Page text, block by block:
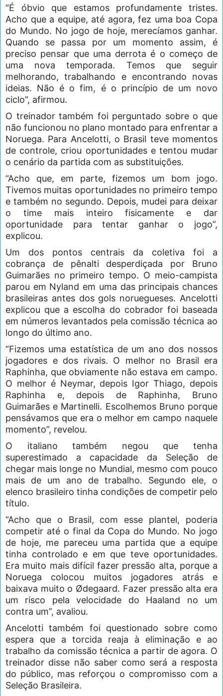
“É óbvio que estamos profundamente tristes.
Acho que a equipe, até agora, fez uma boa Copa
do Mundo. No jogo de hoje, merecíamos ganhar.
Quando se passa por um momento assim, é
preciso pensar que uma derrota é o começo de
uma nova temporada. Temos que seguir
melhorando, trabalhando e encontrando novas
ideias. Não é o fim, é o princípio de um novo
ciclo”, afirmou.
O treinador também foi perguntado sobre o que
não funcionou no plano montado para enfrentar a
Noruega. Para Ancelotti, o Brasil teve momentos
de controle, criou oportunidades e tentou mudar
o cenário da partida com as substituições.
“Acho que, em parte, fizemos um bom jogo.
Tivemos muitas oportunidades no primeiro tempo
e também no segundo. Depois, mudei para deixar
o time mais inteiro fisicamente e dar
oportunidade para tentar ganhar o jogo”,
explicou.
Um dos pontos centrais da coletiva foi a
cobrança de pênalti desperdiçada por Bruno
Guimarães no primeiro tempo. O meio-campista
parou em Nyland em uma das principais chances
brasileiras antes dos gols noruegueses. Ancelotti
explicou que a escolha do cobrador foi baseada
em números levantados pela comissão técnica ao
longo do último ano.
“Fizemos uma estatística de um ano dos nossos
jogadores e dos rivais. O melhor no Brasil era
Raphinha, que obviamente não estava em campo.
O melhor é Neymar, depois Igor Thiago, depois
Raphinha e, depois de Raphinha, Bruno
Guimarães e Martinelli. Escolhemos Bruno porque
pensávamos que era o melhor em campo naquele
momento”, revelou.
O italiano também negou que tenha
superestimado a capacidade da Seleção de
chegar mais longe no Mundial, mesmo com pouco
mais de um ano de trabalho. Segundo ele, o
elenco brasileiro tinha condições de competir pelo
título.
“Acho que o Brasil, com esse plantel, poderia
competir até o final da Copa do Mundo. No jogo
de hoje, me pareceu uma partida que a equipe
tinha controlado e em que teve oportunidades.
Era muito mais difícil fazer pressão alta, porque a
Noruega colocou muitos jogadores atrás e
baixava muito o Ødegaard. Fazer pressão alta era
um risco pela velocidade do Haaland no um
contra um”, avaliou.
Ancelotti também foi questionado sobre como
espera que a torcida reaja à eliminação e ao
trabalho da comissão técnica a partir de agora. O
treinador disse não saber como será a resposta
do público, mas reforçou o compromisso com a
Seleção Brasileira.